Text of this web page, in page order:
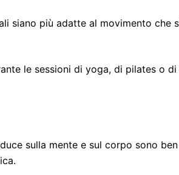
siano più adatte al movimento che
le sessioni di yoga, di pilates o
sulla mente e sul corpo sono